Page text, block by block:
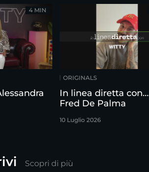
4 MIN
ORIGINALS
In linea diretta con…
Fred De Palma
10 Luglio 2026
Scopri di più